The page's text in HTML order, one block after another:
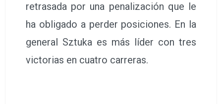
retrasada por una penalización que le
ha obligado a perder posiciones. En la
general Sztuka es más líder con tres
victorias en cuatro carreras.